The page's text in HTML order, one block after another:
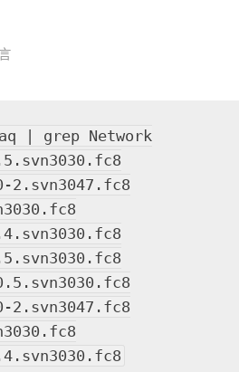
| grep Network
2.svn3047.fc8
2.svn3047.fc8